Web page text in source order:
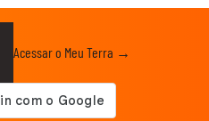
Acessar o Meu Terra →